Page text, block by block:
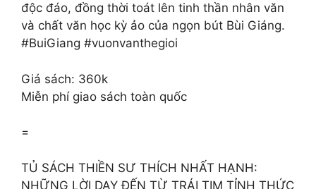
độc đáo, đồng thời toát lên tinh thần nhân văn
và chất văn học kỳ ảo của ngọn bút Bùi Giáng.
#BuiGiang #vuonvanthegioi
Giá sách: 360k
Miễn phí giao sách toàn quốc
=
TỦ SÁCH THIỀN SƯ THÍCH NHẤT HẠNH:
NHỮNG LỜI DẠY ĐẾN TỪ TRÁI TIM TỈNH THỨC